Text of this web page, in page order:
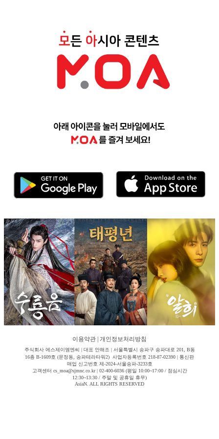
이용약관 개인정보처리방침
주식회사 에스제이엠엔씨 | 대표 안해조 | 서울특별시 송파구 송파대로 201, B동
16층 B-1609호 (문정동, 송파테라타워2) 사업자등록번호 218-87-02390 | 통신판
매업 신고번호 제-2024-서울송파-3233호
고객센터 cs_moa@sjmnc.co.kr | 02-400-6036 (평일 10:00~17:00 / 점심시간
12:30~13:30 / 주말 및 공휴일 휴무)
AsiaN. ALL RIGHTS RESERVED